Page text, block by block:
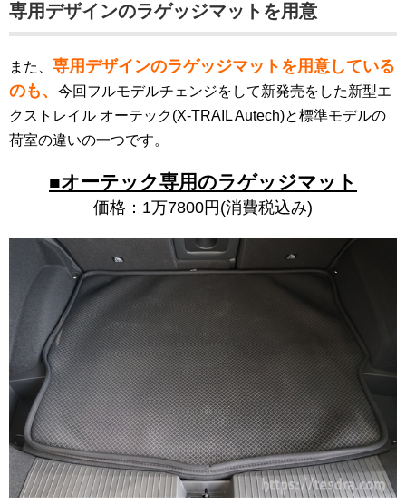
専用デザインのラゲッジマットを用意
また、 専用デザインのラゲッジマットを用意している
のも、 今回フルモデルチェンジをして新発売をした新型エ
クストレイル オーテック(X-TRAIL Autech)と標準モデルの
荷室の違いの一つです。
■オーテック専用のラゲッジマット
価格：1万7800円(消費税込み)